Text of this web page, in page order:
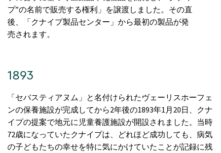
プ”の名前で販売する権利」を譲渡しました。その直
後、「クナイプ製品センター」から最初の製品が発
売されます。
1893
「セバスティアヌム」と名付けられたヴェーリスホーフェ
ンの保養施設が完成してから2年後の1893年1月20日、クナ
イプの提案で地元に児童養護施設が開設されました。当時
72歳になっていたクナイプは、どれほど成功しても、病気
の子どもたちの幸せを特に気にかけていたことが記録に残